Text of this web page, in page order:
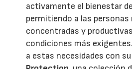
activamente el bienestar
permitiendo a las
concentradas y
condiciones más exigentes.
a estas necesidades con